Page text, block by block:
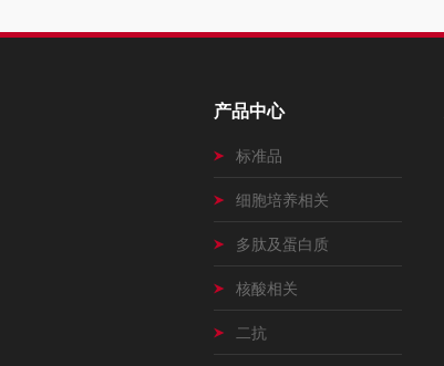
产品中心
标准品
细胞培养相关
多肽及蛋白质
核酸相关
二抗